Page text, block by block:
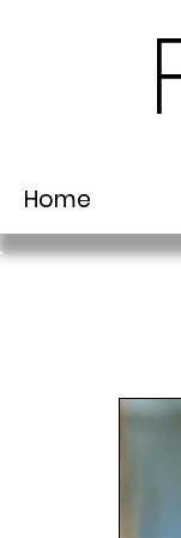
Home